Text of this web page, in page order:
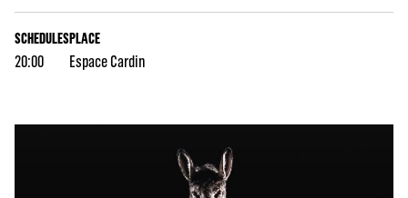
SCHEDULES
20:00
PLACE
Espace Cardin